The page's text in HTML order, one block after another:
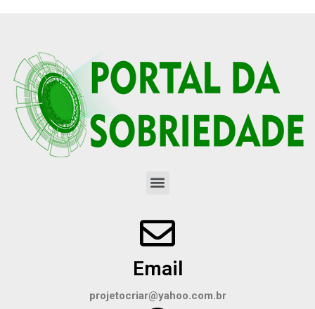
Email
projetocriar@yahoo.com.br